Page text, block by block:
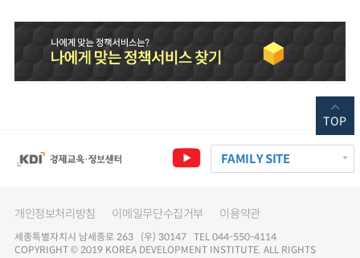
FAMILY SITE
개인정보처리방침 이메일무단수집거부 이용약관
세종특별자치시 남세종로 263 (우) 30147 TEL 044-550-4114
COPYRIGHT © 2019 KOREA DEVELOPMENT INSTITUTE. ALL RIGHTS
TOP